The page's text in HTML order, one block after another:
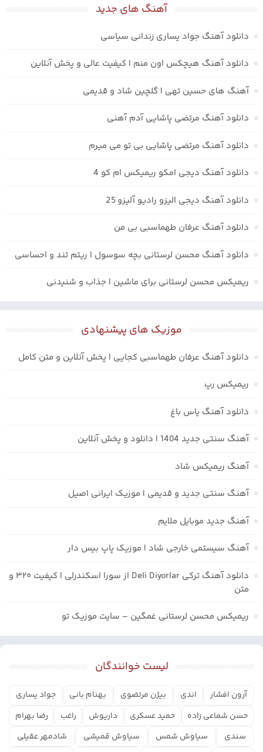
آهنگ های جدید
دانلود آهنگ جواد یساری زندانی سیاسی
دانلود آهنگ هیچکس اون منم | کیفیت عالی و پخش آنلاین
آهنگ های حسین تهی | گلچین شاد و قدیمی
دانلود آهنگ مرتضی پاشایی آدم آهنی
دانلود آهنگ مرتضی پاشایی بی تو می میرم
دانلود آهنگ دیجی امکو ریمیکس ام کو 4
دانلود آهنگ دیجی الیزو رادیو آلیزو 25
دانلود آهنگ عرفان طهماسبی بی من
دانلود آهنگ محسن لرستانی بچه سوسول | ریتم تند و احساسی
ریمیکس محسن لرستانی برای ماشین | جذاب و شنیدنی
موزیک های پیشنهادی
دانلود آهنگ عرفان طهماسبی کجایی | پخش آنلاین و متن کامل
ریمیکس رپ
دانلود آهنگ یاس باغ
آهنگ سنتی جدید 1404 | دانلود و پخش آنلاین
آهنگ ریمیکس شاد
آهنگ سنتی جدید و قدیمی | موزیک ایرانی اصیل
آهنگ جدید موبایل ملایم
آهنگ سیستمی خارجی شاد | موزیک پاپ بیس دار
دانلود آهنگ ترکی Deli Diyorlar از سورا اسکندرلی | کیفیت ۳۲۰ و
متن
ریمیکس محسن لرستانی غمگین – سایت موزیک تو
لیست خوانندگان
آرون افشار اندی بیژن مرتضوی بهنام بانی
جواد یساری
حسن شماعی زاده
حمید عسکری داریوش راغب
رضا بهرام
سندی
سیاوش شمس سیاوش قمیشی
شادمهر عقیلی